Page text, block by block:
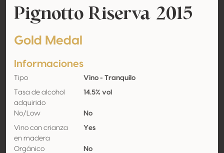
Pignotto Riserva 2015
Gold Medal
Informaciones
Tipo Vino - Tranquilo
Tasa de alcohol
adquirido
14.5% vol
No/Low No
Vino con crianza
en madera
Yes
Orgánico No